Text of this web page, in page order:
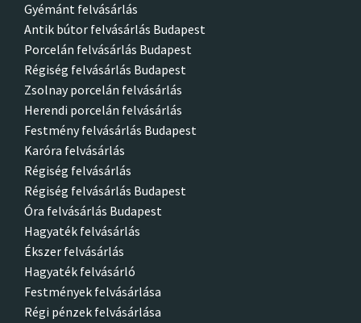
Gyémánt felvásárlás
Antik bútor felvásárlás Budapest
Porcelán felvásárlás Budapest
Régiség felvásárlás Budapest
Zsolnay porcelán felvásárlás
Herendi porcelán felvásárlás
Festmény felvásárlás Budapest
Karóra felvásárlás
Régiség felvásárlás
Régiség felvásárlás Budapest
Óra felvásárlás Budapest
Hagyaték felvásárlás
Ékszer felvásárlás
Hagyaték felvásárló
Festmények felvásárlása
Régi pénzek felvásárlása